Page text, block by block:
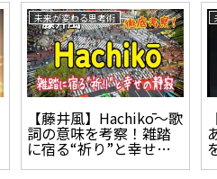
未来が変わる思考術
【藤井風】Hachikō～歌
詞の意味を考察！雑踏
に宿る“祈り”と幸せの
静寂